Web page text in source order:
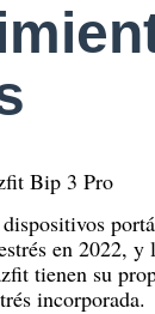
en 2022, y
tienen su
incorporada.